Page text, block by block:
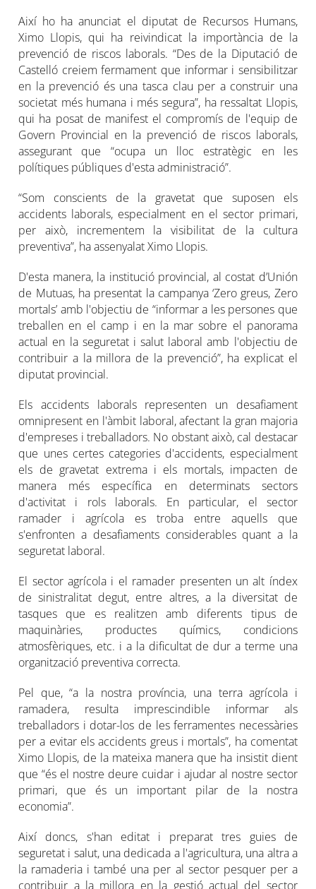
Així ho ha anunciat el diputat de Recursos Humans,
Ximo Llopis, qui ha reivindicat la importància de la
prevenció de riscos laborals. “Des de la Diputació de
Castelló creiem fermament que informar i sensibilitzar
en la prevenció és una tasca clau per a construir una
societat més humana i més segura”, ha ressaltat Llopis,
qui ha posat de manifest el compromís de l'equip de
Govern Provincial en la prevenció de riscos laborals,
assegurant que “ocupa un lloc estratègic en les
polítiques públiques d'esta administració”.
“Som conscients de la gravetat que suposen els
accidents laborals, especialment en el sector primari,
per això, incrementem la visibilitat de la cultura
preventiva”, ha assenyalat Ximo Llopis.
D'esta manera, la institució provincial, al costat d’Unión
de Mutuas, ha presentat la campanya ‘Zero greus, Zero
mortals’ amb l'objectiu de “informar a les persones que
treballen en el camp i en la mar sobre el panorama
actual en la seguretat i salut laboral amb l'objectiu de
contribuir a la millora de la prevenció”, ha explicat el
diputat provincial.
Els accidents laborals representen un desafiament
omnipresent en l'àmbit laboral, afectant la gran majoria
d'empreses i treballadors. No obstant això, cal destacar
que unes certes categories d'accidents, especialment
els de gravetat extrema i els mortals, impacten de
manera més específica en determinats sectors
d'activitat i rols laborals. En particular, el sector
ramader i agrícola es troba entre aquells que
s'enfronten a desafiaments considerables quant a la
seguretat laboral.
El sector agrícola i el ramader presenten un alt índex
de sinistralitat degut, entre altres, a la diversitat de
tasques que es realitzen amb diferents tipus de
maquinàries, productes químics, condicions
atmosfèriques, etc. i a la dificultat de dur a terme una
organització preventiva correcta.
Pel que, “a la nostra província, una terra agrícola i
ramadera, resulta imprescindible informar als
treballadors i dotar-los de les ferramentes necessàries
per a evitar els accidents greus i mortals”, ha comentat
Ximo Llopis, de la mateixa manera que ha insistit dient
que “és el nostre deure cuidar i ajudar al nostre sector
primari, que és un important pilar de la nostra
economia”.
Així doncs, s'han editat i preparat tres guies de
seguretat i salut, una dedicada a l'agricultura, una altra a
la ramaderia i també una per al sector pesquer per a
contribuir a la millora en la gestió actual del sector